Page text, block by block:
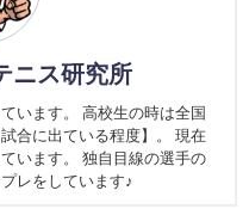
ニス研究所
います。 高校生の時は全国
合に出ている程度】。 現在
います。 独自目線の選手の
レをしています♪